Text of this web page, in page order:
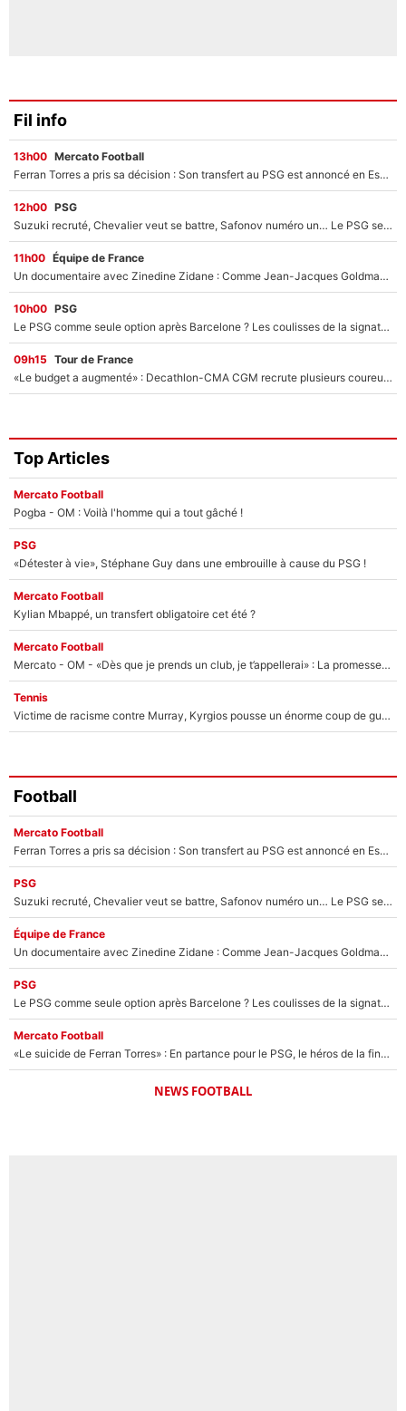
Fil info
13h00 Mercato Football
Ferran Torres a pris sa décision : Son transfert au PSG est annoncé en Espagne !
12h00 PSG
Suzuki recruté, Chevalier veut se battre, Safonov numéro un… Le PSG se lance encore dans un gros chantier pour le poste de gardien de but
11h00 Équipe de France
Un documentaire avec Zinedine Zidane : Comme Jean-Jacques Goldman et Mylène Farmer, le nouveau sélectionneur de l'équipe de France a recalé une journaliste très connue
10h00 PSG
Le PSG comme seule option après Barcelone ? Les coulisses de la signature historique de Lionel Messi sont révélées au grand jour !
09h15 Tour de France
«Le budget a augmenté» : Decathlon-CMA CGM recrute plusieurs coureurs pour offrir à Paul Seixas une équipe pour gagner le Tour de France 2027
Top Articles
Mercato Football
Pogba - OM : Voilà l'homme qui a tout gâché !
PSG
«Détester à vie», Stéphane Guy dans une embrouille à cause du PSG !
Mercato Football
Kylian Mbappé, un transfert obligatoire cet été ?
Mercato Football
Mercato - OM - «Dès que je prends un club, je t’appellerai» : La promesse de Marcelino au moment de claquer la porte
Tennis
Victime de racisme contre Murray, Kyrgios pousse un énorme coup de gueule !
Football
Mercato Football
Ferran Torres a pris sa décision : Son transfert au PSG est annoncé en Espagne !
PSG
Suzuki recruté, Chevalier veut se battre, Safonov numéro un… Le PSG se lance encore dans un gros chantier pour le poste de gardien de but
Équipe de France
Un documentaire avec Zinedine Zidane : Comme Jean-Jacques Goldman et Mylène Farmer, le nouveau sélectionneur de l'équipe de France a recalé une journaliste très connue
PSG
Le PSG comme seule option après Barcelone ? Les coulisses de la signature historique de Lionel Messi sont révélées au grand jour !
Mercato Football
«Le suicide de Ferran Torres» : En partance pour le PSG, le héros de la finale de la Coupe du monde s'attire les foudres de la presse espagnole !
NEWS FOOTBALL